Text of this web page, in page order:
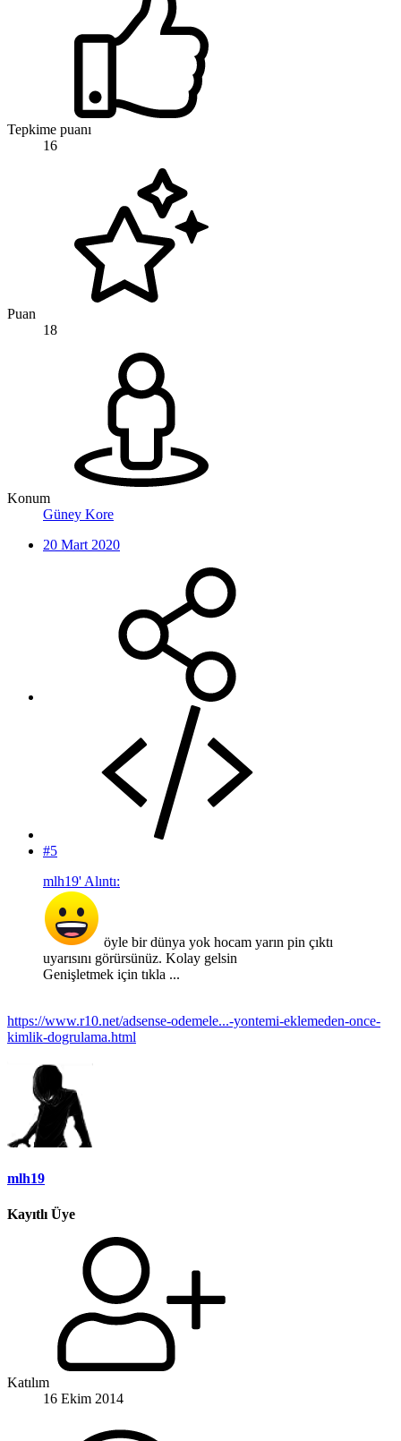
Tepkime puanı
16
Puan
18
Konum
Güney Kore
20 Mart 2020
#5
mlh19' Alıntı:
öyle bir dünya yok hocam yarın pin çıktı
uyarısını görürsünüz. Kolay gelsin
Genişletmek için tıkla ...
https://www.r10.net/adsense-odemele...-yontemi-eklemeden-once-
kimlik-dogrulama.html
mlh19
Kayıtlı Üye
Katılım
16 Ekim 2014